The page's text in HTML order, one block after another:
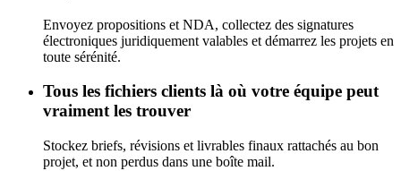
Envoyez propositions et NDA, collectez des signatures
électroniques juridiquement valables et démarrez les projets en
toute sérénité.
Tous les fichiers clients là où votre équipe peut
vraiment les trouver
Stockez briefs, révisions et livrables finaux rattachés au bon
projet, et non perdus dans une boîte mail.